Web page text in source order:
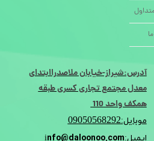
آدرس:شیراز-خیابان ملاصدراابتدای
معدل مجتمع تجاری کسری طبقه
همکف واحد 110
موبایل:09050568292
ایمیل:info@daloonoo.com